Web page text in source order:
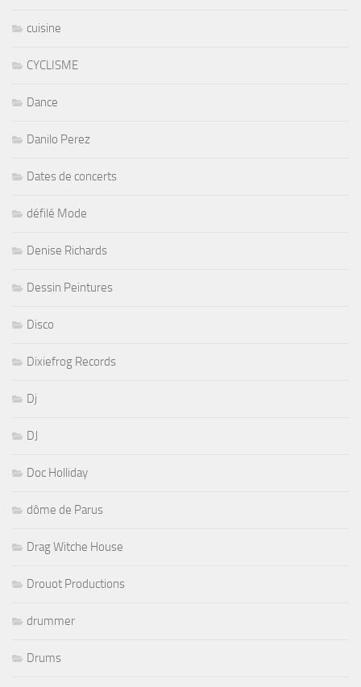
cuisine
CYCLISME
Dance
Danilo Perez
Dates de concerts
défilé Mode
Denise Richards
Dessin Peintures
Disco
Dixiefrog Records
Dj
DJ
Doc Holliday
dôme de Parus
Drag Witche House
Drouot Productions
drummer
Drums